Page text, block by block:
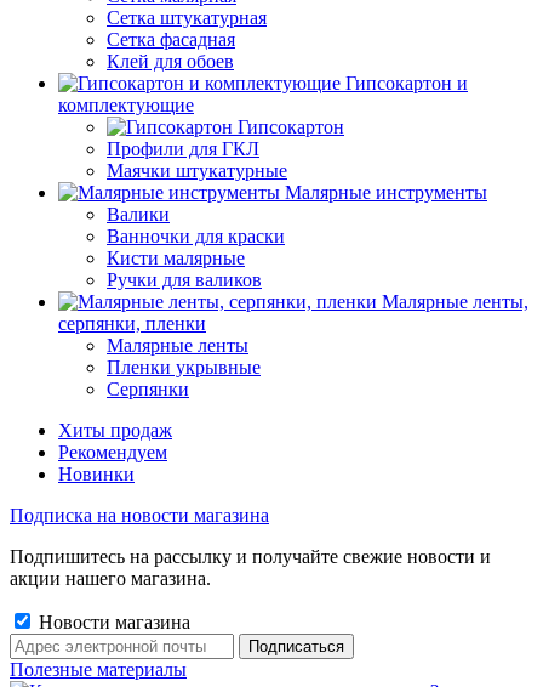
Сетка штукатурная
Сетка фасадная
Клей для обоев
Гипсокартон и
комплектующие
Гипсокартон
Профили для ГКЛ
Маячки штукатурные
Малярные инструменты
Валики
Ванночки для краски
Кисти малярные
Ручки для валиков
Малярные ленты,
серпянки, пленки
Малярные ленты
Пленки укрывные
Серпянки
Хиты продаж
Рекомендуем
Новинки
Подписка на новости магазина
Подпишитесь на рассылку и получайте свежие новости и
акции нашего магазина.
Новости магазина
Полезные материалы